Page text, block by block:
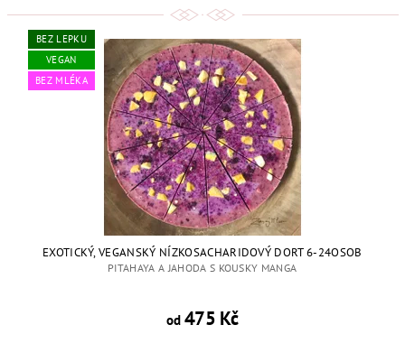
BEZ LEPKU
VEGAN
BEZ MLÉKA
EXOTICKÝ, VEGANSKÝ NÍZKOSACHARIDOVÝ DORT 6-24OSOB
PITAHAYA A JAHODA S KOUSKY MANGA
od475 Kč